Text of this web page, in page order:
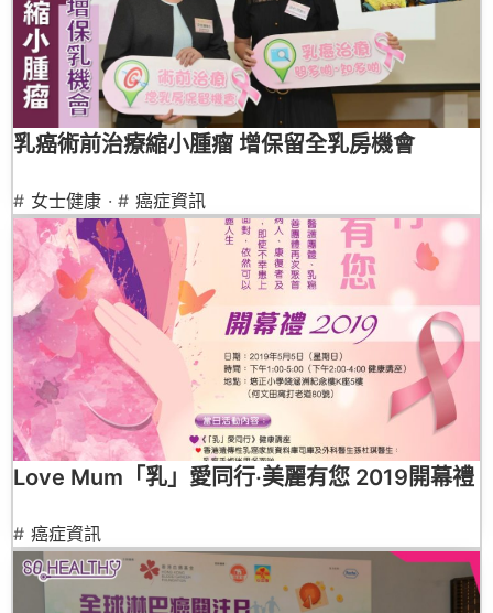
乳癌術前治療縮小腫瘤 增保留全乳房機會
# 女士健康 · # 癌症資訊
Love Mum「乳」愛同行‧美麗有您 2019開幕禮
# 癌症資訊